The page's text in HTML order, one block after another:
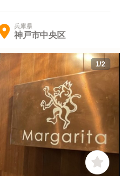
兵庫県
神戸市中央区
1/2